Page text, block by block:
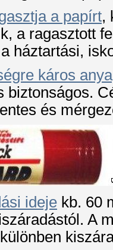
a papírt,
a ragasztott
háztartási,
káros
biztonságos.
és
ideje kb. 60
A